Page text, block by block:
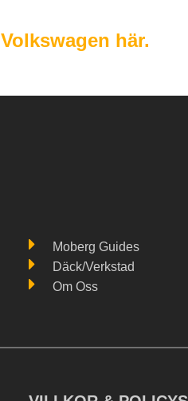
Volkswagen här.
Moberg Guides
Däck/Verkstad
Om Oss